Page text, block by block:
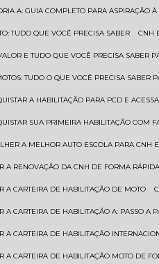
A: GUIA COMPLETO PARA ASPIRAÇÃO
TUDO QUE VOCÊ PRECISA SABER
E TUDO QUE VOCÊ PRECISA SABER
TUDO O QUE VOCÊ PRECISA SABER
A HABILITAÇÃO PARA PCD E
SUA PRIMEIRA HABILITAÇÃO COM
A MELHOR AUTO ESCOLA PARA CNH
A RENOVAÇÃO DA CNH DE FORMA
A CARTEIRA DE HABILITAÇÃO DE MOTO
A CARTEIRA DE HABILITAÇÃO A: PASSO A
A CARTEIRA DE HABILITAÇÃO
A CARTEIRA DE HABILITAÇÃO MOTO DE